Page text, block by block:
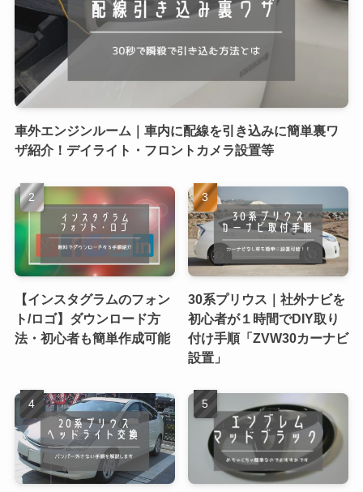
車外エンジンルーム｜車内に配線を引き込みに簡単裏ワ
ザ紹介！デイライト・フロントカメラ設置等
【インスタグラムのフォン
ト/ロゴ】ダウンロード方
法・初心者も簡単作成可能
30系プリウス｜社外ナビを
初心者が１時間でDIY取り
付け手順「ZVW30カーナビ
設置」